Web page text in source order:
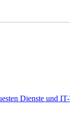
Dienste und